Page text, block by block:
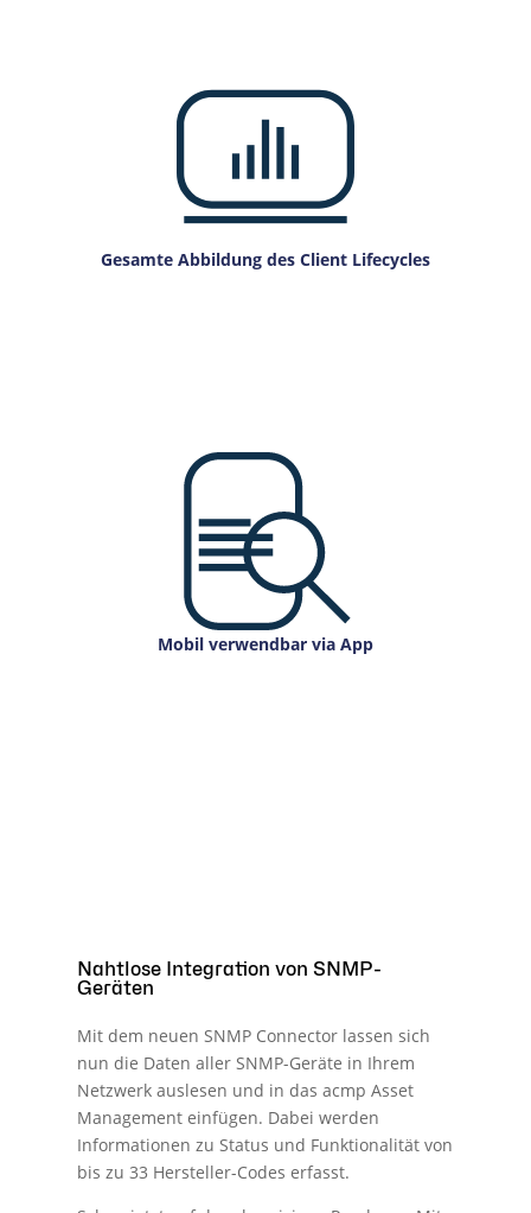
Gesamte Abbildung des Client Lifecycles
Mobil verwendbar via App
Nahtlose Integration von SNMP-
Geräten
Mit dem neuen SNMP Connector lassen sich
nun die Daten aller SNMP-Geräte in Ihrem
Netzwerk auslesen und in das acmp Asset
Management einfügen. Dabei werden
Informationen zu Status und Funktionalität von
bis zu 33 Hersteller-Codes erfasst.